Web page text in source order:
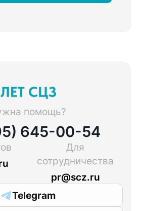
помощь?
645-00-54
Для
сотрудничества
pr@scz.ru
Telegram